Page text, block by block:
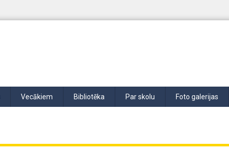
Vecākiem Bibliotēka Par skolu Foto galerijas